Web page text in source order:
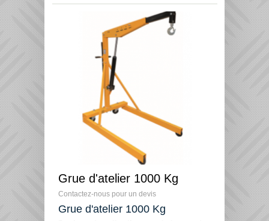
Grue d'atelier 1000 Kg
Contactez-nous pour un devis
Grue d'atelier 1000 Kg